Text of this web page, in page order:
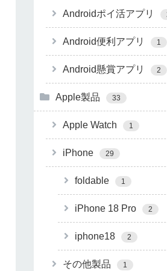
Androidポイ活アプリ
Android便利アプリ 1
Android懸賞アプリ 2
Apple製品 33
Apple Watch 1
iPhone 29
foldable 1
iPhone 18 Pro 2
iphone18 2
その他製品 1